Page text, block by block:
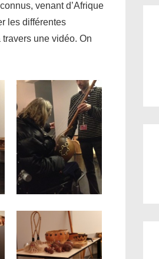
venant d’Afrique
les différentes
une vidéo. On